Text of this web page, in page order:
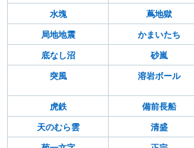
水塊 蔦地獄
局地地震 かまいたち
底なし沼 砂嵐
突風 溶岩ボール
虎鉄 備前長船
天のむら雲 清盛